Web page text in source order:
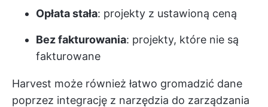
Opłata stała: projekty z ustawioną ceną
Bez fakturowania: projekty, które nie są
fakturowane
Harvest może również łatwo gromadzić dane
poprzez integrację z narzędzia do zarządzania